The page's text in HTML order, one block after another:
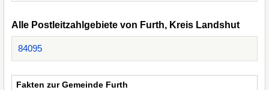
Alle Postleitzahlgebiete von Furth, Kreis Landshut
84095
Fakten zur Gemeinde Furth